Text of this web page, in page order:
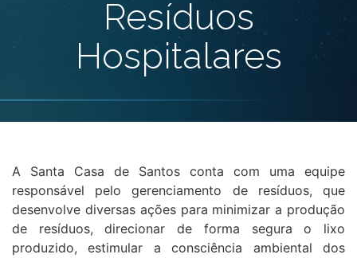
Resíduos
Hospitalares
A Santa Casa de Santos conta com uma equipe
responsável pelo gerenciamento de resíduos, que
desenvolve diversas ações para minimizar a produção
de resíduos, direcionar de forma segura o lixo
produzido, estimular a consciência ambiental dos